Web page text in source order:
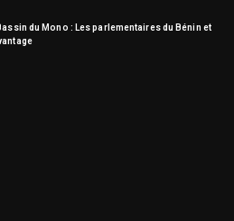
du Mono : Les parlementaires du Bénin et